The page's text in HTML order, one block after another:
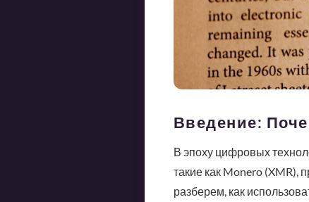
Введение:
В эпоху цифровых
такие как Monero (XMR),
разберем, как